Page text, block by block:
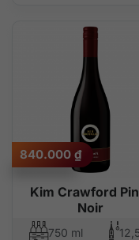
Kim Crawford
Noir
840.000 ₫
750 ml